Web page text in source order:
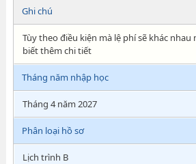
Ghi chú
Tùy theo điều kiện mà lệ phí sẽ khác nhau
biết thêm chi tiết
Tháng năm nhập học
Tháng 4 năm 2027
Phân loại hồ sơ
Lịch trình B